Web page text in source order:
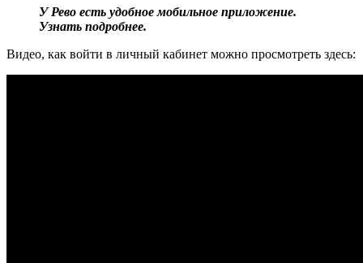
У Рево есть удобное мобильное приложение.
Узнать подробнее.
Видео, как войти в личный кабинет можно просмотреть здесь: